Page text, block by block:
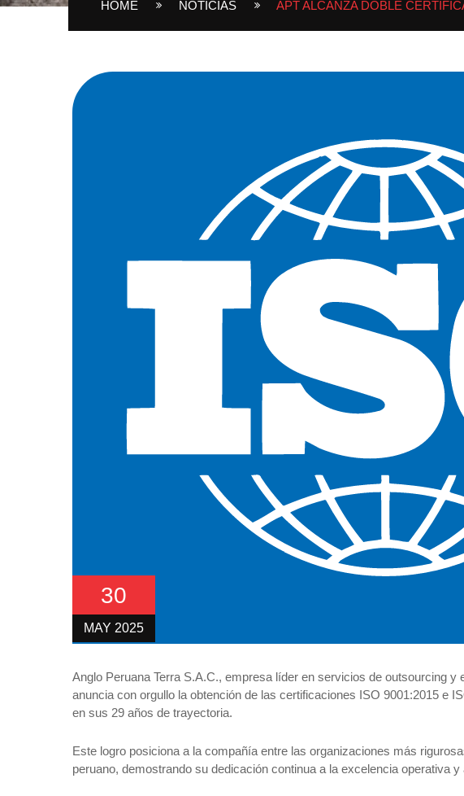
HOME NOTICIAS APT ALCANZA DOBLE
30
MAY 2025
Anglo Peruana Terra S.A.C., empresa líder en servicios de outsourcing y
anuncia con orgullo la obtención de las certificaciones ISO 9001:2015 e
en sus 29 años de trayectoria.
Este logro posiciona a la compañía entre las organizaciones más
peruano, demostrando su dedicación continua a la excelencia operativa